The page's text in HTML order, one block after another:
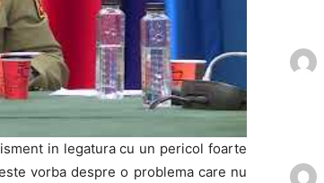
in legatura cu un pericol foarte
vorba despre o problema care nu